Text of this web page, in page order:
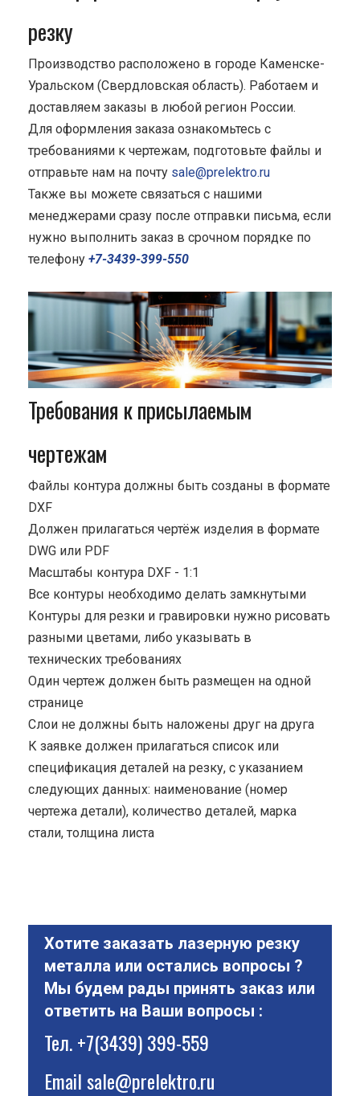
резку
Производство расположено в городе Каменске-
Уральском (Свердловская область). Работаем и
доставляем заказы в любой регион России.
Для оформления заказа ознакомьтесь с
требованиями к чертежам, подготовьте файлы и
отправьте нам на почту sale@prelektro.ru
Также вы можете связаться с нашими
менеджерами сразу после отправки письма, если
нужно выполнить заказ в срочном порядке по
телефону +7-3439-399-550
Требования к присылаемым
чертежам
Файлы контура должны быть созданы в формате
DXF
Должен прилагаться чертёж изделия в формате
DWG или PDF
Масштабы контура DXF - 1:1
Все контуры необходимо делать замкнутыми
Контуры для резки и гравировки нужно рисовать
разными цветами, либо указывать в
технических требованиях
Один чертеж должен быть размещен на одной
странице
Cлои не должны быть наложены друг на друга
К заявке должен прилагаться список или
спецификация деталей на резку, с указанием
следующих данных: наименование (номер
чертежа детали), количество деталей, марка
стали, толщина листа
Хотите заказать лазерную резку
металла или остались вопросы ?
Мы будем рады принять заказ или
ответить на Ваши вопросы :
Тел.+7(3439) 399-559
Emailsale@prelektro.ru